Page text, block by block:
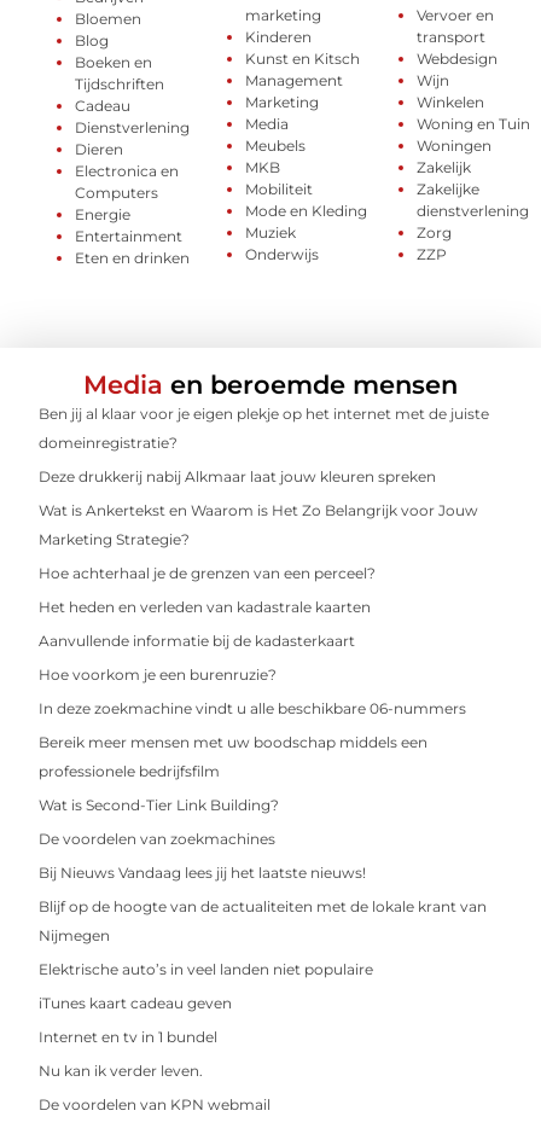
Bloemen
Blog
Boeken en
Tijdschriften
Cadeau
Dienstverlening
Dieren
Electronica en
Computers
Energie
Entertainment
Eten en drinken
marketing
Kinderen
Kunst en Kitsch
Management
Marketing
Media
Meubels
MKB
Mobiliteit
Mode en Kleding
Muziek
Onderwijs
Vervoer en
transport
Webdesign
Wijn
Winkelen
Woning en Tuin
Woningen
Zakelijk
Zakelijke
dienstverlening
Zorg
ZZP
Media en beroemde mensen
Ben jij al klaar voor je eigen plekje op het internet met de juiste
domeinregistratie?
Deze drukkerij nabij Alkmaar laat jouw kleuren spreken
Wat is Ankertekst en Waarom is Het Zo Belangrijk voor Jouw
Marketing Strategie?
Hoe achterhaal je de grenzen van een perceel?
Het heden en verleden van kadastrale kaarten
Aanvullende informatie bij de kadasterkaart
Hoe voorkom je een burenruzie?
In deze zoekmachine vindt u alle beschikbare 06-nummers
Bereik meer mensen met uw boodschap middels een
professionele bedrijfsfilm
Wat is Second-Tier Link Building?
De voordelen van zoekmachines
Bij Nieuws Vandaag lees jij het laatste nieuws!
Blijf op de hoogte van de actualiteiten met de lokale krant van
Nijmegen
Elektrische auto’s in veel landen niet populaire
iTunes kaart cadeau geven
Internet en tv in 1 bundel
Nu kan ik verder leven.
De voordelen van KPN webmail